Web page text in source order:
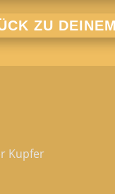
Kupfer
ZU